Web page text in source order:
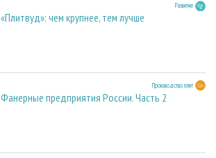
Развитие
«Плитвуд»: чем крупнее, тем лучше
Производство плит
Фанерные предприятия России. Часть 2